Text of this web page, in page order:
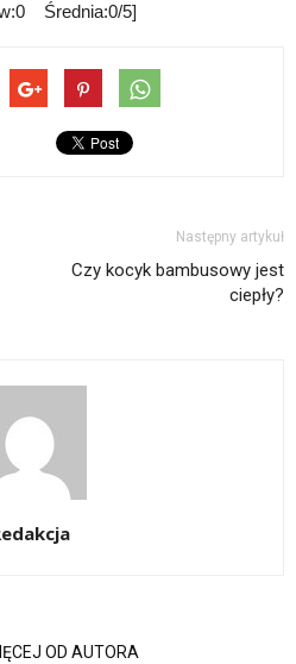
Średnia:0/5]
Następny artykuł
Czy kocyk bambusowy jest
ciepły?
OD AUTORA